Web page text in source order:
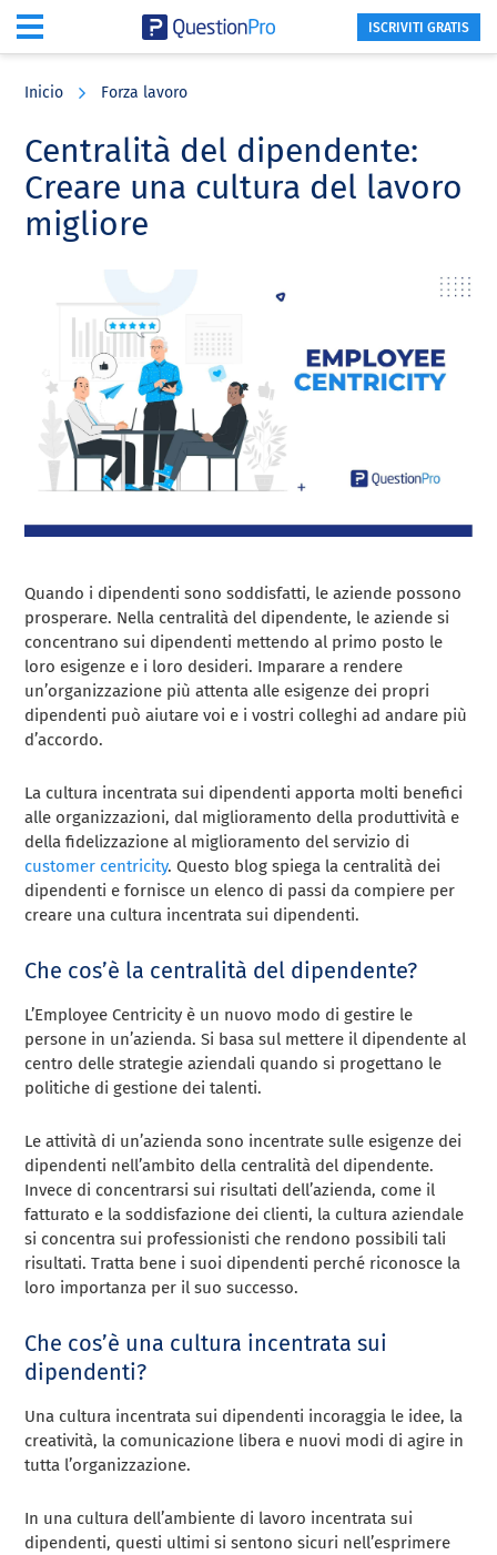
content
sidebar
ISCRIVITI GRATIS
Inicio Forza lavoro
Centralità del dipendente:
Creare una cultura del lavoro
migliore
Quando i dipendenti sono soddisfatti, le aziende possono
prosperare. Nella centralità del dipendente, le aziende si
concentrano sui dipendenti mettendo al primo posto le
loro esigenze e i loro desideri. Imparare a rendere
un’organizzazione più attenta alle esigenze dei propri
dipendenti può aiutare voi e i vostri colleghi ad andare più
d’accordo.
La cultura incentrata sui dipendenti apporta molti benefici
alle organizzazioni, dal miglioramento della produttività e
della fidelizzazione al miglioramento del servizio di
customer centricity. Questo blog spiega la centralità dei
dipendenti e fornisce un elenco di passi da compiere per
creare una cultura incentrata sui dipendenti.
Che cos’è la centralità del dipendente?
L’Employee Centricity è un nuovo modo di gestire le
persone in un’azienda. Si basa sul mettere il dipendente al
centro delle strategie aziendali quando si progettano le
politiche di gestione dei talenti.
Le attività di un’azienda sono incentrate sulle esigenze dei
dipendenti nell’ambito della centralità del dipendente.
Invece di concentrarsi sui risultati dell’azienda, come il
fatturato e la soddisfazione dei clienti, la cultura aziendale
si concentra sui professionisti che rendono possibili tali
risultati. Tratta bene i suoi dipendenti perché riconosce la
loro importanza per il suo successo.
Che cos’è una cultura incentrata sui
dipendenti?
Una cultura incentrata sui dipendenti incoraggia le idee, la
creatività, la comunicazione libera e nuovi modi di agire in
tutta l’organizzazione.
In una cultura dell’ambiente di lavoro incentrata sui
dipendenti, questi ultimi si sentono sicuri nell’esprimere